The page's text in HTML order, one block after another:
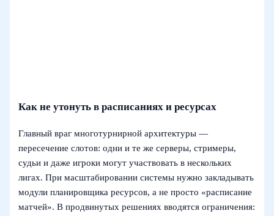
Как не утонуть в расписаниях и ресурсах
Главный враг многотурнирной архитектуры —
пересечение слотов: одни и те же серверы, стримеры,
судьи и даже игроки могут участвовать в нескольких
лигах. При масштабировании системы нужно закладывать
модули планировщика ресурсов, а не просто «расписание
матчей». В продвинутых решениях вводятся ограничения: